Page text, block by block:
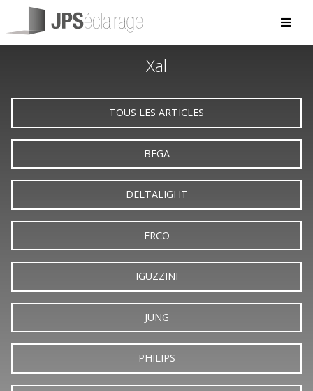
Xal
TOUS LES ARTICLES
BEGA
DELTALIGHT
ERCO
IGUZZINI
JUNG
PHILIPS